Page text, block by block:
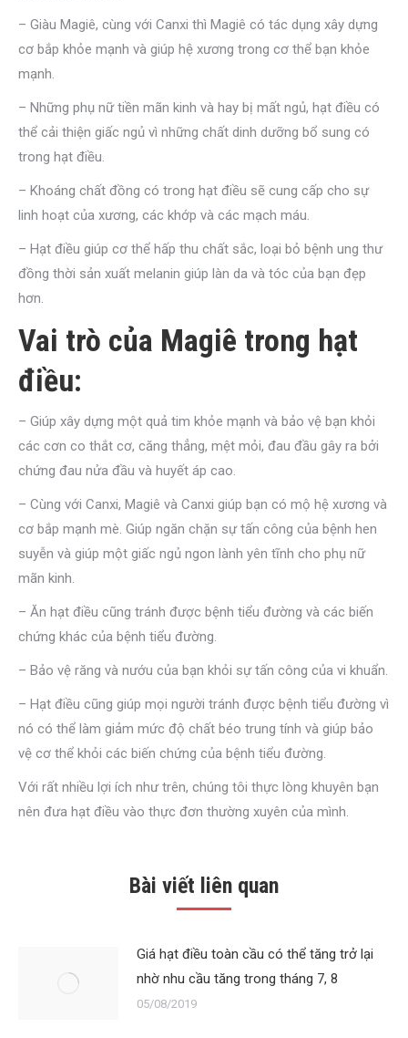
– Giàu Magiê, cùng với Canxi thì Magiê có tác dụng xây dựng
cơ bắp khỏe mạnh và giúp hệ xương trong cơ thể bạn khỏe
mạnh.
– Những phụ nữ tiền mãn kinh và hay bị mất ngủ, hạt điều có
thể cải thiện giấc ngủ vì những chất dinh dưỡng bổ sung có
trong hạt điều.
– Khoáng chất đồng có trong hạt điều sẽ cung cấp cho sự
linh hoạt của xương, các khớp và các mạch máu.
– Hạt điều giúp cơ thể hấp thu chất sắc, loại bỏ bệnh ung thư
đồng thời sản xuất melanin giúp làn da và tóc của bạn đẹp
hơn.
Vai trò của Magiê trong hạt
điều:
– Giúp xây dựng một quả tim khỏe mạnh và bảo vệ bạn khỏi
các cơn co thắt cơ, căng thẳng, mệt mỏi, đau đầu gây ra bởi
chứng đau nửa đầu và huyết áp cao.
– Cùng với Canxi, Magiê và Canxi giúp bạn có mộ hệ xương và
cơ bắp mạnh mè. Giúp ngăn chặn sự tấn công của bệnh hen
suyễn và giúp một giấc ngủ ngon lành yên tĩnh cho phụ nữ
mãn kinh.
– Ăn hạt điều cũng tránh được bệnh tiểu đường và các biến
chứng khác của bệnh tiểu đường.
– Bảo vệ răng và nướu của bạn khỏi sự tấn công của vi khuẩn.
– Hạt điều cũng giúp mọi người tránh được bệnh tiểu đường vì
nó có thể làm giảm mức độ chất béo trung tính và giúp bảo
vệ cơ thể khỏi các biến chứng của bệnh tiểu đường.
Với rất nhiều lợi ích như trên, chúng tôi thực lòng khuyên bạn
nên đưa hạt điều vào thực đơn thường xuyên của mình.
Bài viết liên quan
Giá hạt điều toàn cầu có thể tăng trở lại
nhờ nhu cầu tăng trong tháng 7, 8
05/08/2019